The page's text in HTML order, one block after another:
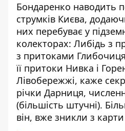
Бондаренко наводить
струмків Києва,
них перебуває у
колекторах: Либідь з
з притоками Глибочиця
її притоки Нивка і
Лівобережжі, каже
річки Дарниця,
(більшість штучні).
він, вже зникли з карти